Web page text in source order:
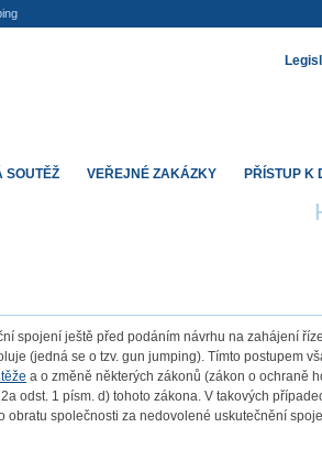
spojení ještě před podáním návrhu na zahájení
(jedná se o tzv. gun jumping). Tímto postupem
a o změně některých zákonů (zákon o ochraně
odst. 1 písm. d) tohoto zákona. V takových
společnosti za nedovolené uskutečnění
SOUTĚŽ VEŘEJNÉ ZAKÁZKY PŘÍSTUP K